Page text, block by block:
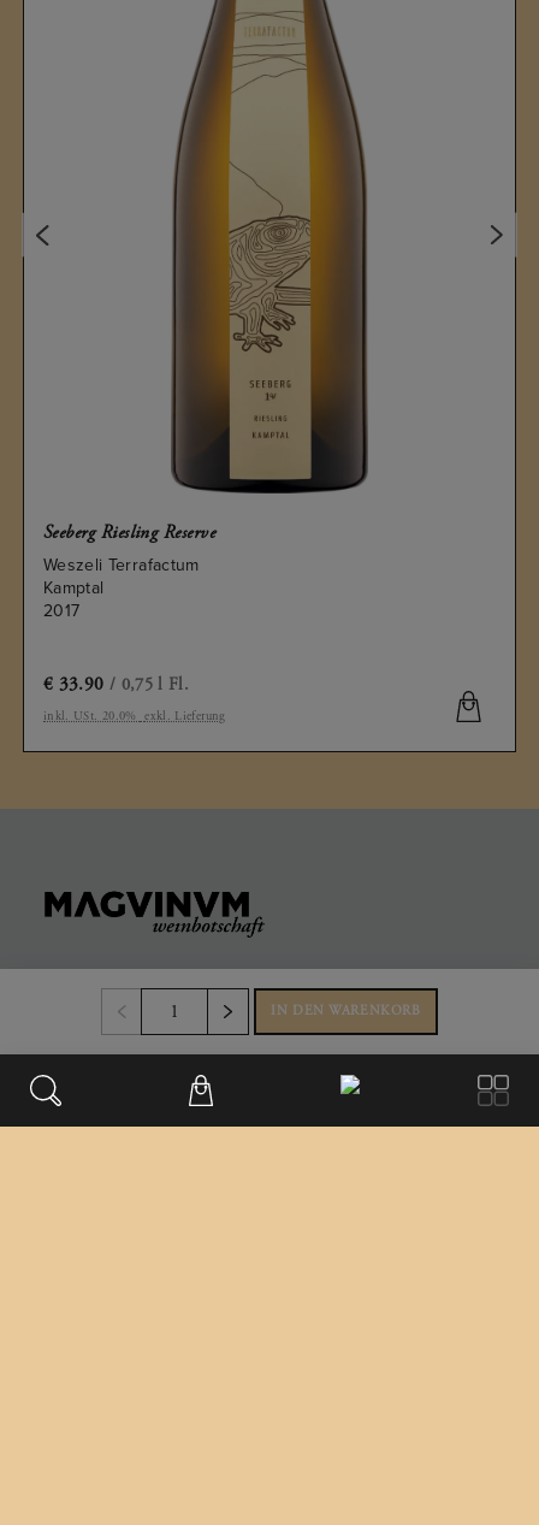
Seeberg Riesling Reserve
Weszeli Terrafactum
Kamptal
2017
€ 33.90 / 0,75 l Fl.
inkl. USt. 20.0% exkl. Lieferung
IN DEN WARENKORB
Büro & Firmensitz
Weinberggasse 2
3550
Austria